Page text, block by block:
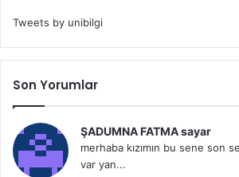
Tweets by unibilgi
Son Yorumlar
ŞADUMNA FATMA sayar
merhaba kızımın bu sene son
var yan...